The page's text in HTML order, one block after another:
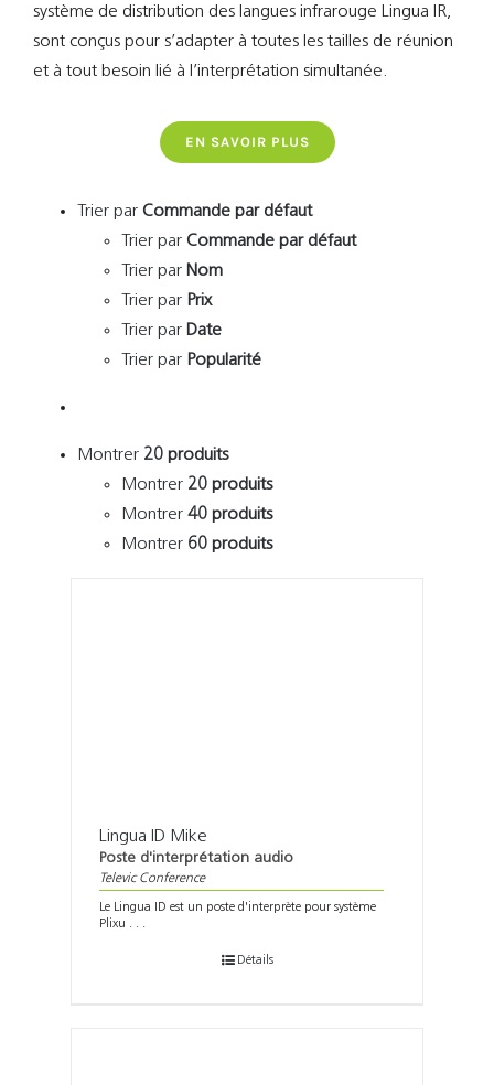
système de distribution des langues infrarouge Lingua IR,
sont conçus pour s’adapter à toutes les tailles de réunion
et à tout besoin lié à l’interprétation simultanée.
EN SAVOIR PLUS
Trier par Commande par défaut
Trier par Commande par défaut
Trier par Nom
Trier par Prix
Trier par Date
Trier par Popularité
Montrer 20 produits
Montrer 20 produits
Montrer 40 produits
Montrer 60 produits
Lingua ID Mike
Poste d'interprétation audio
Televic Conference
Le Lingua ID est un poste d'interprète pour système
Plixu . . .
Détails